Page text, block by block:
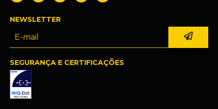
NEWSLETTER
SEGURANÇA E CERTIFICAÇÕES